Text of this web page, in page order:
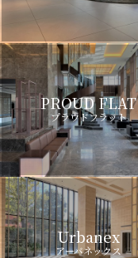
PROUD FLAT
プラウドフラット
Urbanex
アーバネックス